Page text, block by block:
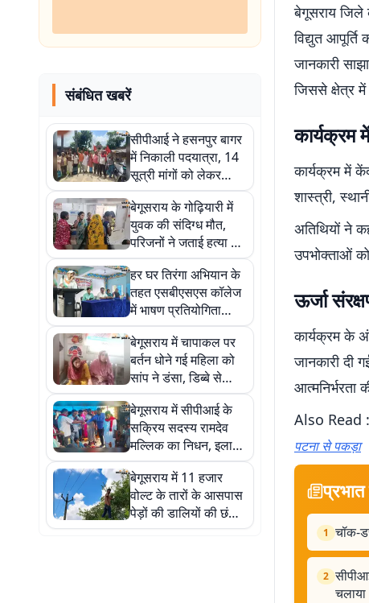
संबंधित खबरें
सीपीआई ने हसनपुर बागर
में निकाली पदयात्रा, 14
सूत्री मांगों को लेकर
जनसंपर्क अभियान चलाया
बेगूसराय के गोढ़ियारी में
युवक की संदिग्ध मौत,
परिजनों ने जताई हत्या की
आशंका
हर घर तिरंगा अभियान के
तहत एसबीएसएस कॉलेज
में भाषण प्रतियोगिता
आयोजित, विद्यार्थियों ने
दिखाया उत्साह
बेगूसराय में चापाकल पर
बर्तन धोने गई महिला को
सांप ने डंसा, डिब्बे से
निकलकर अस्पताल में
भागा विषैला सांप
बेगूसराय में सीपीआई के
सक्रिय सदस्य रामदेव
मल्लिक का निधन, इलाके
में शोक की लहर
बेगूसराय में 11 हजार
वोल्ट के तारों के आसपास
पेड़ों की डालियों की छंटाई
शुरू, बिजली आपूर्ति में
बेगूसराय जिले
विद्युत
जानकारी
जिससे क्षेत्र
कार्यक्रम
कार्यक्रम में
शास्त्री,
अतिथियों ने
उपभोक्ताओं
ऊर्जा
कार्यक्रम के
जानकारी दी
आत्मनिर्भरता
Also Read :
पटना से पकड़ा
1 चॉक-
2
चलाया